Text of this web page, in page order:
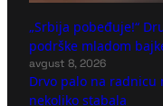
„Srbija pobeđuje!“
podrške mladom
avgust 8, 2026
Drvo palo na radnicu
nekoliko stabala